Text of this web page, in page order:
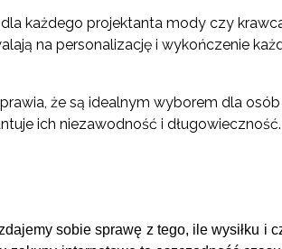
każdego projektanta mody czy
na personalizację i wykończenie
że są idealnym wyborem dla
ich niezawodność i długowieczność.
sobie sprawę z tego, ile wysiłku i